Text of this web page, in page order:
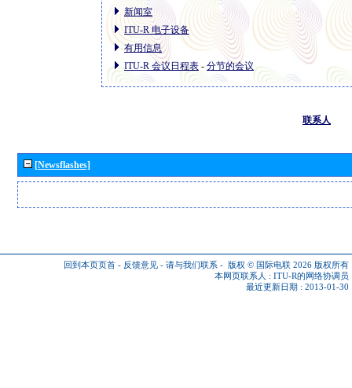
新闻室
ITU-R 电子设备
有用信息
ITU-R 会议日程表 - 分节的会议
联系人
[Newsflashes]
回到本页页首 - 反馈意见 - 请与我们联系 - 版权 © 国际电联 2026 版权所有
本网页联系人 : ITU-R的网络协调员
最近更新日期 : 2013-01-30